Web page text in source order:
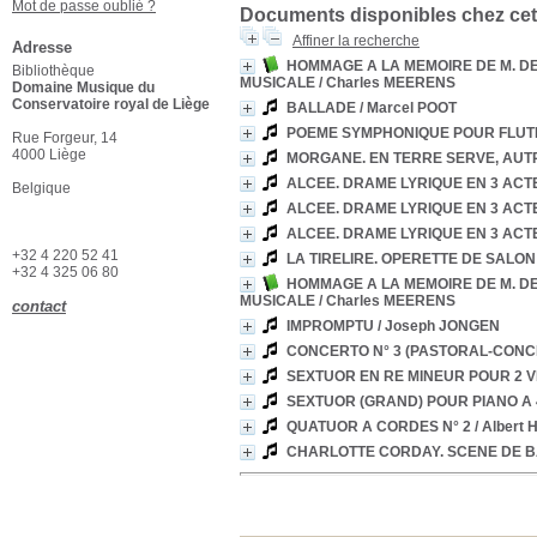
Documents disponibles chez
Affiner la recherche
HOMMAGE A LA MEMOIRE DE M.
MUSICALE / Charles MEERENS
BALLADE / Marcel POOT
POEME SYMPHONIQUE POUR
MORGANE. EN TERRE SERVE,
ALCEE. DRAME LYRIQUE EN 3
ALCEE. DRAME LYRIQUE EN 3
ALCEE. DRAME LYRIQUE EN 3
LA TIRELIRE. OPERETTE DE SALON
HOMMAGE A LA MEMOIRE DE M.
MUSICALE / Charles MEERENS
IMPROMPTU / Joseph JONGEN
CONCERTO N° 3 (PASTORAL-
SEXTUOR EN RE MINEUR POUR 2
SEXTUOR (GRAND) POUR PIANO
QUATUOR A CORDES N° 2 / Albert
CHARLOTTE CORDAY. SCENE DE
Mot de passe oublié ?
Adresse
Bibliothèque
Domaine Musique du
Conservatoire royal de Liège
Rue Forgeur, 14
4000 Liège
Belgique
+32 4 220 52 41
+32 4 325 06 80
contact